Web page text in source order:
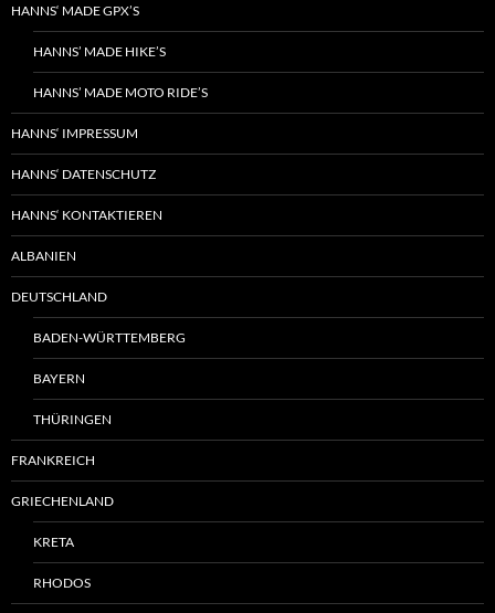
HANNS‘ MADE GPX’S
HANNS’ MADE HIKE’S
HANNS’ MADE MOTO RIDE’S
HANNS‘ IMPRESSUM
HANNS‘ DATENSCHUTZ
HANNS‘ KONTAKTIEREN
ALBANIEN
DEUTSCHLAND
BADEN-WÜRTTEMBERG
BAYERN
THÜRINGEN
FRANKREICH
GRIECHENLAND
KRETA
RHODOS